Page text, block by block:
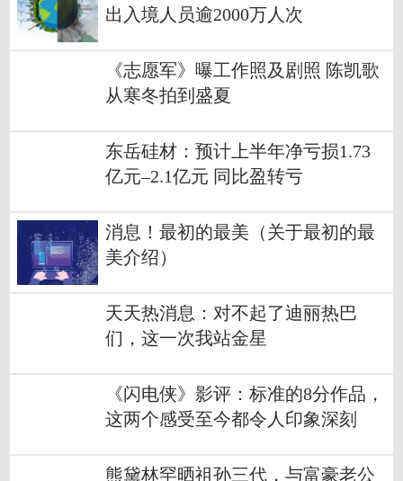
出入境人员逾2000万人次
《志愿军》曝工作照及剧照 陈凯歌
从寒冬拍到盛夏
东岳硅材：预计上半年净亏损1.73
亿元–2.1亿元 同比盈转亏
消息！最初的最美（关于最初的最
美介绍）
天天热消息：对不起了迪丽热巴
们，这一次我站金星
《闪电侠》影评：标准的8分作品，
这两个感受至今都令人印象深刻
熊黛林罕晒祖孙三代，与富豪老公